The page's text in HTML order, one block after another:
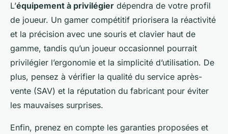
L’équipement à privilégier dépendra de votre profil
de joueur. Un gamer compétitif priorisera la réactivité
et la précision avec une souris et clavier haut de
gamme, tandis qu’un joueur occasionnel pourrait
privilégier l’ergonomie et la simplicité d’utilisation. De
plus, pensez à vérifier la qualité du service après-
vente (SAV) et la réputation du fabricant pour éviter
les mauvaises surprises.
Enfin, prenez en compte les garanties proposées et